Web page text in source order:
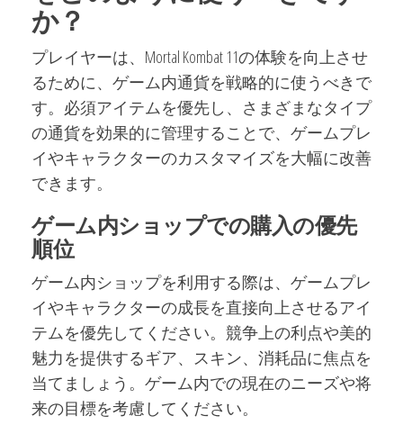
か？
プレイヤーは、Mortal Kombat 11の体験を向上させ
るために、ゲーム内通貨を戦略的に使うべきで
す。必須アイテムを優先し、さまざまなタイプ
の通貨を効果的に管理することで、ゲームプレ
イやキャラクターのカスタマイズを大幅に改善
できます。
ゲーム内ショップでの購入の優先
順位
ゲーム内ショップを利用する際は、ゲームプレ
イやキャラクターの成長を直接向上させるアイ
テムを優先してください。競争上の利点や美的
魅力を提供するギア、スキン、消耗品に焦点を
当てましょう。ゲーム内での現在のニーズや将
来の目標を考慮してください。